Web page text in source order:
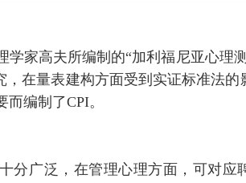
学家高夫所编制的“加利福尼亚心理
，在量表建构方面受到实证标准法的
编制了CPI。
分广泛，在管理心理方面，可对应